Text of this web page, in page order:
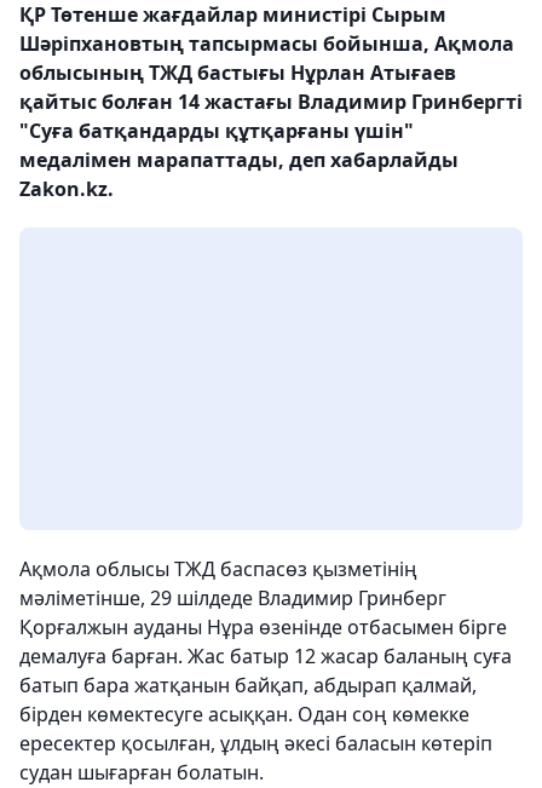
ҚР Төтенше жағдайлар министірі Сырым
Шәріпхановтың тапсырмасы бойынша, Ақмола
облысының ТЖД бастығы Нұрлан Атығаев
қайтыс болған 14 жастағы Владимир Гринбергті
"Суға батқандарды құтқарғаны үшін"
медалімен марапаттады, деп хабарлайды
Zakon.kz.
Ақмола облысы ТЖД баспасөз қызметінің
мәліметінше, 29 шілдеде Владимир Гринберг
Қорғалжын ауданы Нұра өзенінде отбасымен бірге
демалуға барған. Жас батыр 12 жасар баланың суға
батып бара жатқанын байқап, абдырап қалмай,
бірден көмектесуге асыққан. Одан соң көмекке
ересектер қосылған, ұлдың әкесі баласын көтеріп
судан шығарған болатын.